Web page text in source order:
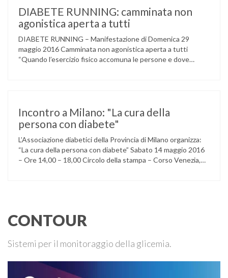
gruppo musicale GROOVY LEMONS di PREGNANA
MILANESE. L’ Associazione …
DIABETE RUNNING: camminata non
agonistica aperta a tutti
DIABETE RUNNING – Manifestazione di Domenica 29
maggio 2016 Camminata non agonistica aperta a tutti
“Quando l’esercizio fisico accomuna le persone e dove
Incontro a Milano: "La cura della
persona con diabete"
L’Associazione diabetici della Provincia di Milano organizza:
“La cura della persona con diabete” Sabato 14 maggio 2016
– Ore 14,00 – 18,00 Circolo della stampa – Corso Venezia,
CONTOUR
Sistemi per il monitoraggio della glicemia.